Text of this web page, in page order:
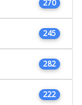
270
245
282
222